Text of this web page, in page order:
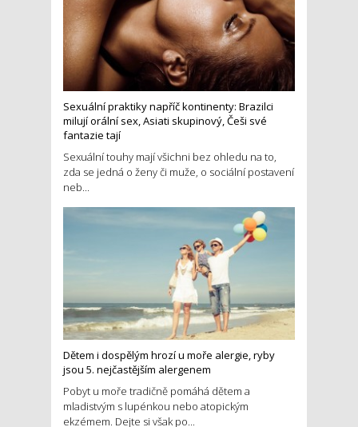
Sexuální praktiky napříč kontinenty: Brazilci
milují orální sex, Asiati skupinový, Češi své
fantazie tají
Sexuální touhy mají všichni bez ohledu na to,
zda se jedná o ženy či muže, o sociální postavení
neb...
Dětem i dospělým hrozí u moře alergie, ryby
jsou 5. nejčastějším alergenem
Pobyt u moře tradičně pomáhá dětem a
mladistvým s lupénkou nebo atopickým
ekzémem. Dejte si však po...